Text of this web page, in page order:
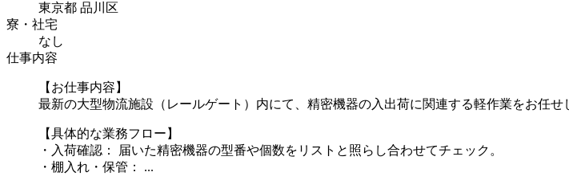
東京都 品川区
寮・社宅
なし
仕事内容
【お仕事内容】
最新の大型物流施設（レールゲート）内にて、精密機器の入出荷に関連する軽作業をお任せ
【具体的な業務フロー】
・入荷確認： 届いた精密機器の型番や個数をリストと照らし合わせてチェック。
・棚入れ・保管： ...